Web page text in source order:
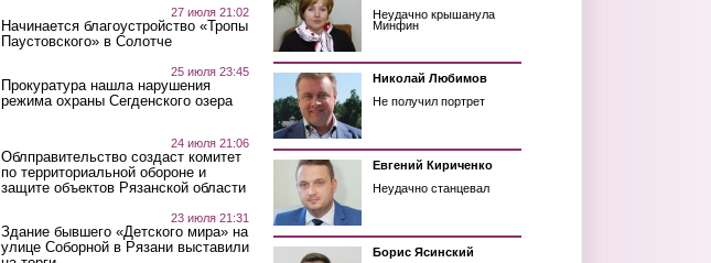
27 июля 21:02
Начинается благоустройство «Тропы
Паустовского» в Солотче
25 июля 23:45
Прокуратура нашла нарушения
режима охраны Сегденского озера
24 июля 21:06
Облправительство создаст комитет
по территориальной обороне и
защите объектов Рязанской области
23 июля 21:31
Здание бывшего «Детского мира» на
улице Соборной в Рязани выставили
Неудачно крышанула
Минфин
Николай Любимов
Не получил портрет
Евгений Кириченко
Неудачно станцевал
Борис Ясинский